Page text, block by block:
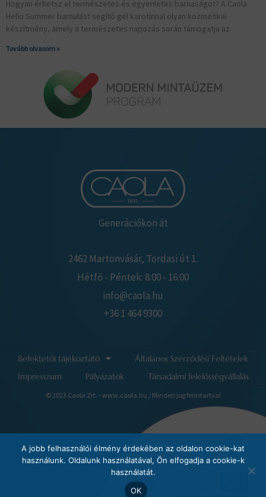
Hogyan érhetsz el természetes és egyenletes barnaságot? A Caola
Hello Summer barnulást segítő gél karotinnal olyan kozmetikai
készítmény, amely a természetes napozás során támogatja az
Tovább olvasom »
Generációkon át
2462 Martonvásár, Tordasi út 1.
Hétfő - Péntek: 8:00 - 16:00
info@caola.hu
+36 1 464 9300
Befektetői tájékoztató
Általános Szerződési Feltételek
Impresszum
Pályázatok Társadalmi felelősségvállalás
© 2023 Caola Zrt. - www.caola.hu / Minden jog fenntartva!
A jobb felhasználói élmény érdekében az oldalon cookie-kat
használunk. Oldalunk használatával, Ön elfogadja a cookie-k
használatát.
OK